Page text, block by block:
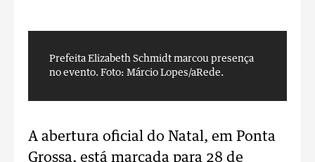
Prefeita Elizabeth Schmidt marcou presença
no evento. Foto: Márcio Lopes/aRede.
A abertura oficial do Natal, em Ponta
Grossa, está marcada para 28 de